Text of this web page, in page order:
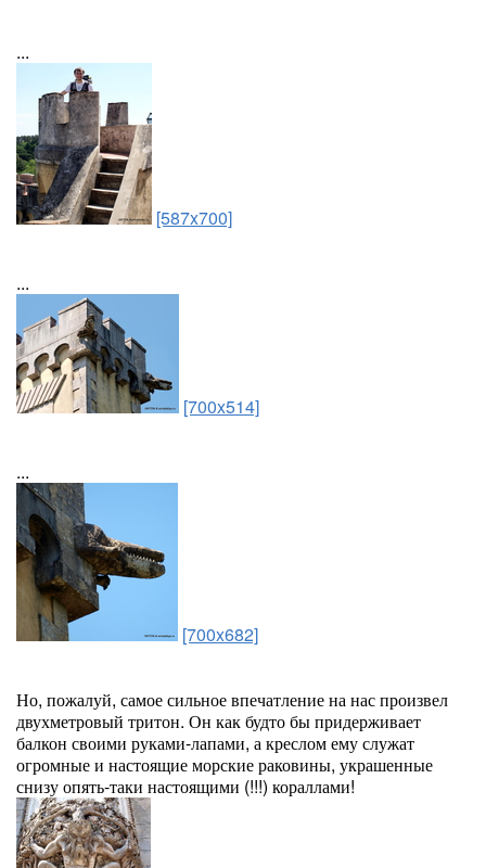
...
[587x700]
...
[700x514]
...
[700x682]
Но, пожалуй, самое сильное впечатление на нас произвел
двухметровый тритон. Он как будто бы придерживает
балкон своими руками-лапами, а креслом ему служат
огромные и настоящие морские раковины, украшенные
снизу опять-таки настоящими (!!!) кораллами!